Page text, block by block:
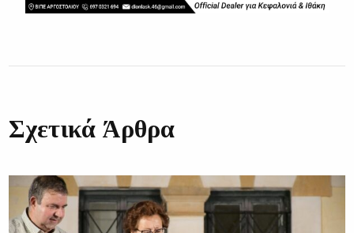
Σχετικά Άρθρα